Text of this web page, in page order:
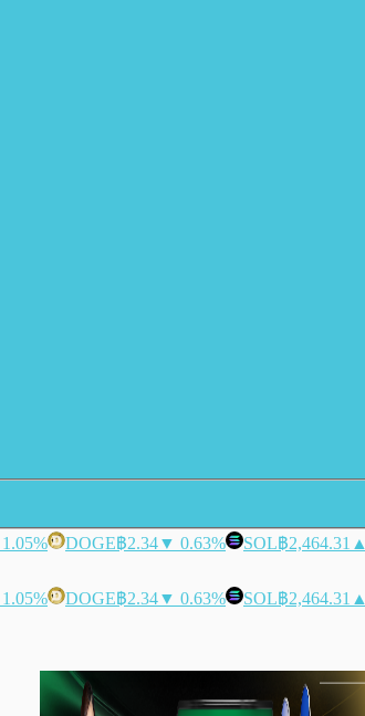
DOGE฿2.34▼ 0.63% SOL฿2,464.31
DOGE฿2.34▼ 0.63% SOL฿2,464.31